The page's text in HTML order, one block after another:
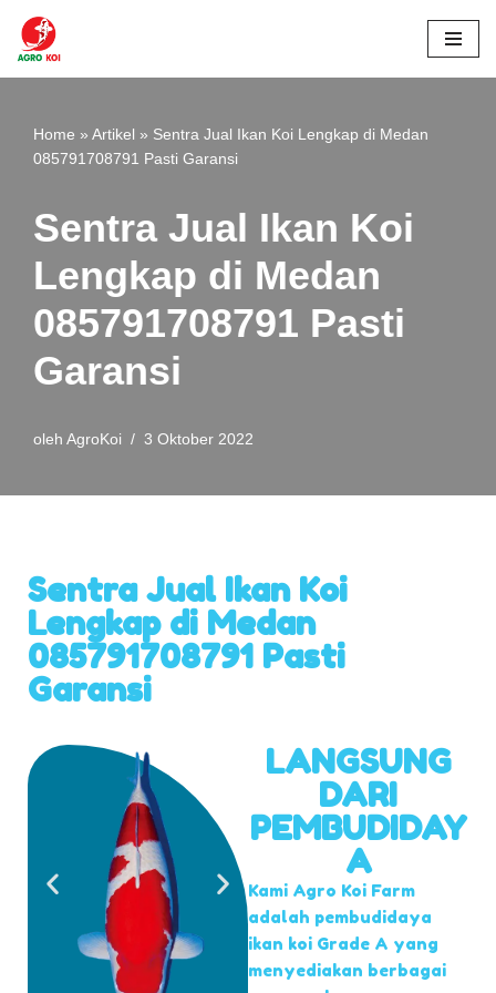
Lompat
Home » Artikel » Sentra Jual Ikan Koi Lengkap di Medan
085791708791 Pasti Garansi
Sentra Jual Ikan Koi
Lengkap di Medan
085791708791 Pasti
Garansi
oleh AgroKoi 3 Oktober 2022
Sentra Jual Ikan Koi
Lengkap di Medan
085791708791 Pasti
Garansi
LANGSUNG
DARI
PEMBUDIDAY
A
Kami Agro Koi Farm
adalah pembudidaya
ikan koi Grade A yang
menyediakan berbagai